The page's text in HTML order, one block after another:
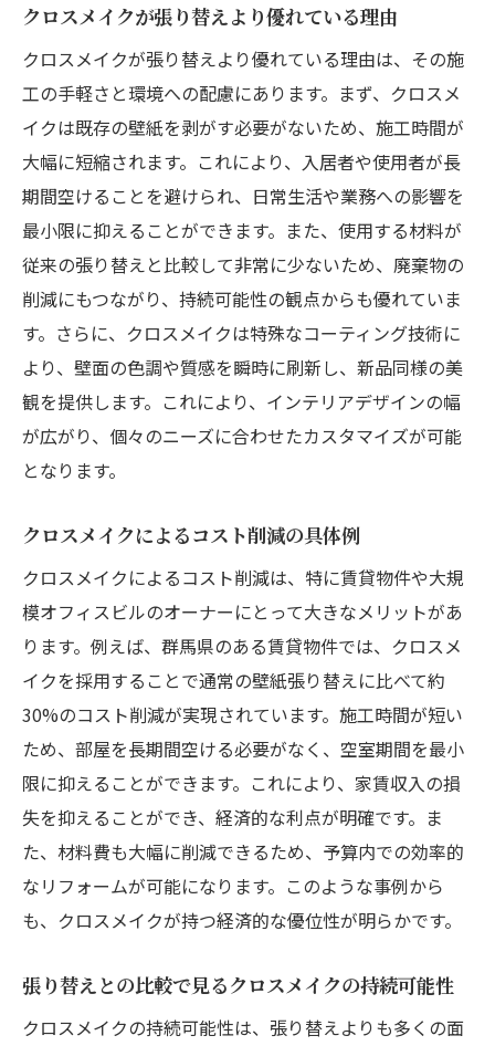
クロスメイクが張り替えより優れている理由
クロスメイクが張り替えより優れている理由は、その施
工の手軽さと環境への配慮にあります。まず、クロスメ
イクは既存の壁紙を剥がす必要がないため、施工時間が
大幅に短縮されます。これにより、入居者や使用者が長
期間空けることを避けられ、日常生活や業務への影響を
最小限に抑えることができます。また、使用する材料が
従来の張り替えと比較して非常に少ないため、廃棄物の
削減にもつながり、持続可能性の観点からも優れていま
す。さらに、クロスメイクは特殊なコーティング技術に
より、壁面の色調や質感を瞬時に刷新し、新品同様の美
観を提供します。これにより、インテリアデザインの幅
が広がり、個々のニーズに合わせたカスタマイズが可能
となります。
クロスメイクによるコスト削減の具体例
クロスメイクによるコスト削減は、特に賃貸物件や大規
模オフィスビルのオーナーにとって大きなメリットがあ
ります。例えば、群馬県のある賃貸物件では、クロスメ
イクを採用することで通常の壁紙張り替えに比べて約
30%のコスト削減が実現されています。施工時間が短い
ため、部屋を長期間空ける必要がなく、空室期間を最小
限に抑えることができます。これにより、家賃収入の損
失を抑えることができ、経済的な利点が明確です。ま
た、材料費も大幅に削減できるため、予算内での効率的
なリフォームが可能になります。このような事例から
も、クロスメイクが持つ経済的な優位性が明らかです。
張り替えとの比較で見るクロスメイクの持続可能性
クロスメイクの持続可能性は、張り替えよりも多くの面